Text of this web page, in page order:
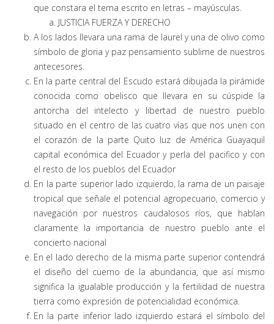
que constara el tema escrito en letras – mayúsculas.
JUSTICIA FUERZA Y DERECHO
A los lados llevara una rama de laurel y una de olivo como
símbolo de gloria y paz pensamiento sublime de nuestros
antecesores.
En la parte central del Escudo estará dibujada la pirámide
conocida como obelisco que llevara en su cúspide la
antorcha del intelecto y libertad de nuestro pueblo
situado en el centro de las cuatro vías que nos unen con
el corazón de la parte Quito luz de América Guayaquil
capital económica del Ecuador y perla del pacifico y con
el resto de los pueblos del Ecuador
En la parte superior lado izquierdo, la rama de un paisaje
tropical que señale el potencial agropecuario, comercio y
navegación por nuestros caudalosos ríos, que hablan
claramente la importancia de nuestro pueblo ante el
concierto nacional
En el lado derecho de la misma parte superior contendrá
el diseño del cuerno de la abundancia, que así mismo
significa la igualable producción y la fertilidad de nuestra
tierra como expresión de potencialidad económica.
En la parte inferior lado izquierdo estará el símbolo del